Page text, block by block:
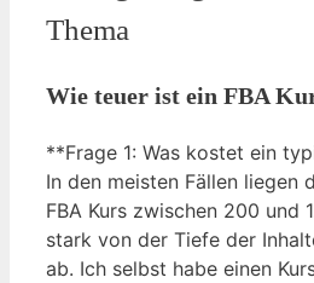
Thema
Wie teuer ist ein FBA
**Frage 1: Was kostet ein
In den meisten Fällen liegen
FBA Kurs zwischen 200 und
stark von der Tiefe der
ab. Ich selbst habe einen